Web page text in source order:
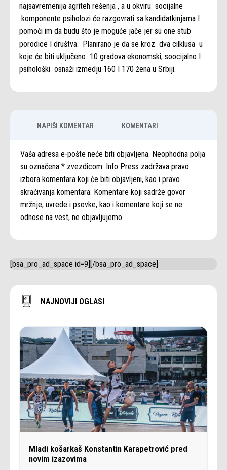
najsavremenija agriteh rešenja , a u okviru socijalne
komponente psiholozi će razgovrati sa kandidatkinjama I
pomoći im da budu što je moguće jače jer su one stub
porodice I društva. Planirano je da se kroz dva cilklusa u
koje će biti uključeno 10 gradova ekonomski, soocijalno I
psihološki osnaži izmedju 160 I 170 žena u Srbiji.
NAPIŠI KOMENTAR KOMENTARI
Vaša adresa e-pošte neće biti objavljena. Neophodna polja
su označena * zvezdicom. Info Press zadržava pravo
izbora komentara koji će biti objavljeni, kao i pravo
skraćivanja komentara. Komentare koji sadrže govor
mržnje, uvrede i psovke, kao i komentare koji se ne
odnose na vest, ne objavljujemo.
[bsa_pro_ad_space id=9][/bsa_pro_ad_space]
NAJNOVIJI OGLASI
Mladi košarkaš Konstantin Karapetrović pred
novim izazovima